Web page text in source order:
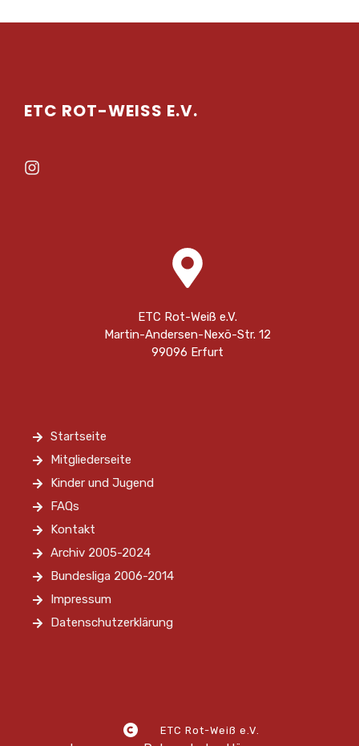
ETC ROT-WEISS E.V.
ETC Rot-Weiß e.V.
Martin-Andersen-Nexö-Str. 12
99096 Erfurt
Startseite
Mitgliederseite
Kinder und Jugend
FAQs
Kontakt
Archiv 2005-2024
Bundesliga 2006-2014
Impressum
Datenschutzerklärung
ETC Rot-Weiß e.V.